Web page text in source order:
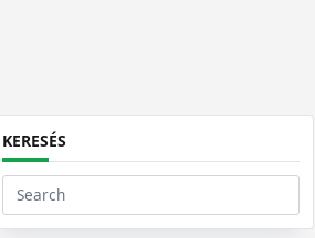
KERESÉS
Search
for: